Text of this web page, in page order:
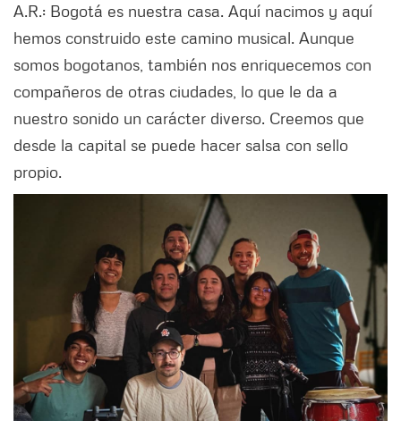
A.R.: Bogotá es nuestra casa. Aquí nacimos y aquí
hemos construido este camino musical. Aunque
somos bogotanos, también nos enriquecemos con
compañeros de otras ciudades, lo que le da a
nuestro sonido un carácter diverso. Creemos que
desde la capital se puede hacer salsa con sello
propio.